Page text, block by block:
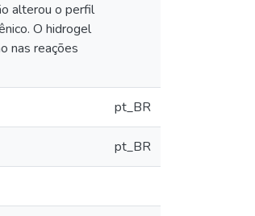
alterou o perfil
O hidrogel
nas reações
pt_BR
pt_BR